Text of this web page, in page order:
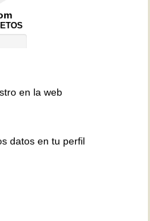
en la web
datos en tu perfil